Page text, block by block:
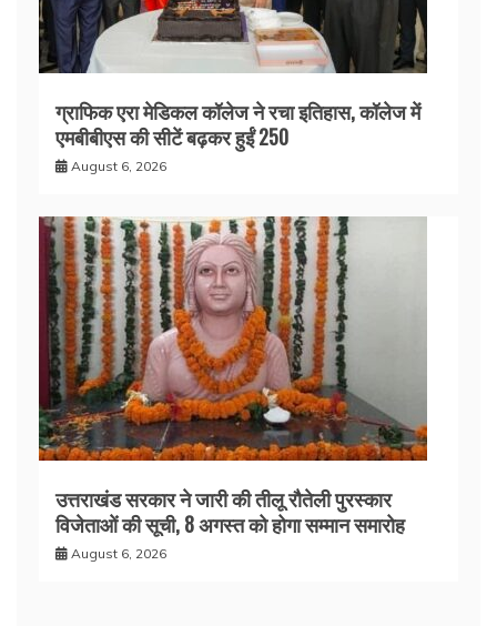
ग्राफिक एरा मेडिकल कॉलेज ने रचा इतिहास, कॉलेज में
एमबीबीएस की सीटें बढ़कर हुईं 250
August 6, 2026
उत्तराखंड सरकार ने जारी की तीलू रौतेली पुरस्कार
विजेताओं की सूची, 8 अगस्त को होगा सम्मान समारोह
August 6, 2026